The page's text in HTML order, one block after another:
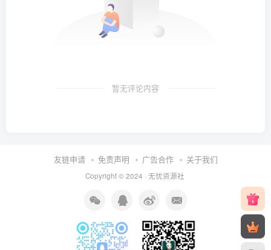
暂无评论内容
友链申请 免责声明 广告合作 关于我们
Copyright © 2024 · 无忧资源社